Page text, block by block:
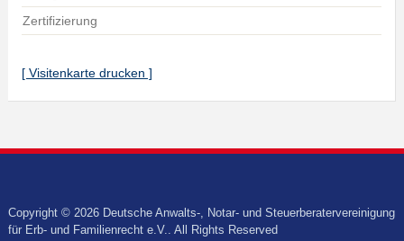
Zertifizierung
[ Visitenkarte drucken ]
Copyright © 2026 Deutsche Anwalts-, Notar- und Steuerberatervereinigung
für Erb- und Familienrecht e.V.. All Rights Reserved